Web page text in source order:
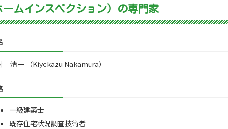
ムインスペクション）の専門家
清一 （Kiyokazu Nakamura）
一級建築士
既存住宅状況調査技術者